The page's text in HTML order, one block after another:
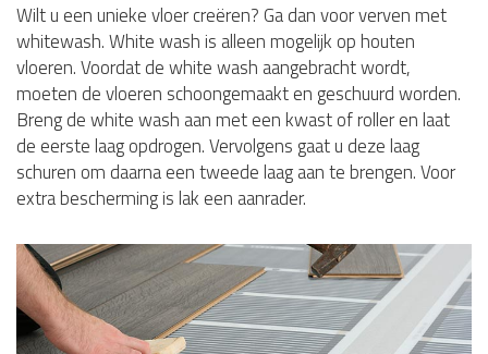
Wilt u een unieke vloer creëren? Ga dan voor verven met
whitewash. White wash is alleen mogelijk op houten
vloeren. Voordat de white wash aangebracht wordt,
moeten de vloeren schoongemaakt en geschuurd worden.
Breng de white wash aan met een kwast of roller en laat
de eerste laag opdrogen. Vervolgens gaat u deze laag
schuren om daarna een tweede laag aan te brengen. Voor
extra bescherming is lak een aanrader.